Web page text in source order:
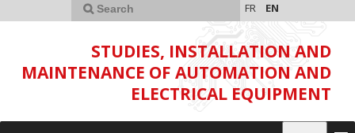
FR EN
STUDIES, INSTALLATION AND
MAINTENANCE OF AUTOMATION AND
ELECTRICAL EQUIPMENT